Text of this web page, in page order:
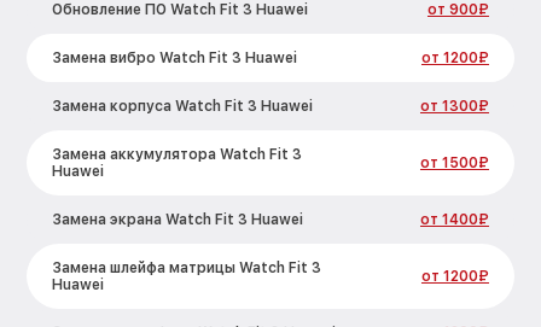
Обновление ПО Watch Fit 3 Huawei от 900₽
Замена вибро Watch Fit 3 Huawei от 1200₽
Замена корпуса Watch Fit 3 Huawei от 1300₽
Замена аккумулятора Watch Fit 3
Huawei
от 1500₽
Замена экрана Watch Fit 3 Huawei от 1400₽
Замена шлейфа матрицы Watch Fit 3
Huawei
от 1200₽